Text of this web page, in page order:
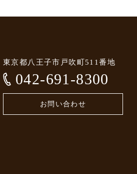
東京都八王子市戸吹町511番地
042-691-8300
お問い合わせ